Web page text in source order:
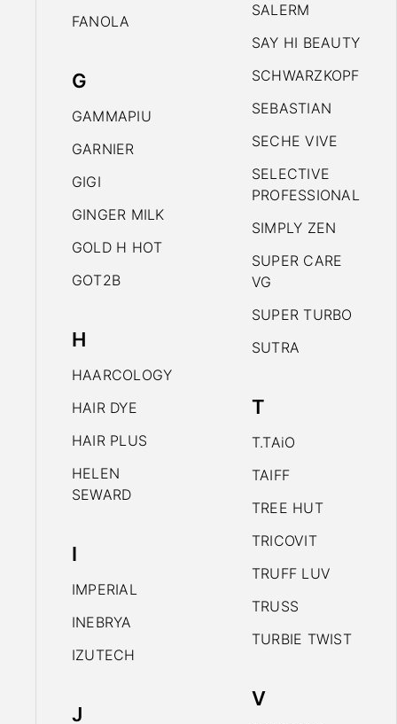
FANOLA
G
GAMMAPIU
GARNIER
GIGI
GINGER MILK
GOLD H HOT
GOT2B
H
HAARCOLOGY
HAIR DYE
HAIR PLUS
HELEN
SEWARD
I
IMPERIAL
INEBRYA
IZUTECH
J
SALERM
SAY HI BEAUTY
SCHWARZKOPF
SEBASTIAN
SECHE VIVE
SELECTIVE
PROFESSIONAL
SIMPLY ZEN
SUPER CARE
VG
SUPER TURBO
SUTRA
T
T.TAiO
TAIFF
TREE HUT
TRICOVIT
TRUFF LUV
TRUSS
TURBIE TWIST
V